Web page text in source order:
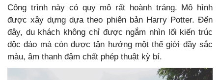
Công trình này có quy mô rất hoành tráng. Mô hình
được xây dựng dựa theo phiên bản Harry Potter. Đến
đây, du khách không chỉ được ngắm nhìn lối kiến trúc
độc đáo mà còn được tận hưởng một thế giới đầy sắc
màu, âm thanh đậm chất phép thuật kỳ bí.